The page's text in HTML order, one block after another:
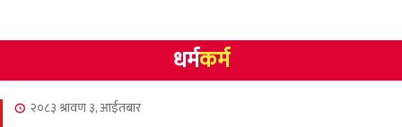
४
NCSC को अध्यक्षमा घनेन्द्र
न्यौपाने बिजयी
धर्मकर्म
२०८३ श्रावण ३, आईतबार